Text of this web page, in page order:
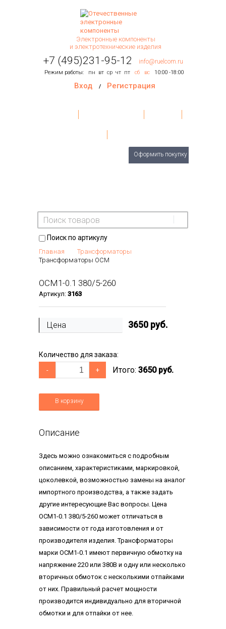
Электронные компоненты
и электротехнические изделия
+7 (495)231-95-12 info@ruelcom.ru
Режим работы: пн вт ср чт пт сб вс 10:00 -18:00
Вход / Регистрация
Оформить покупку
Поиск по артикулу
Главная
Трансформаторы
Трансформаторы ОСМ
ОСМ1-0.1 380/5-260
Артикул: 3163
Цена 3650 руб.
Количество для заказа:
- + Итого: 3650 руб.
В корзину
Описание
Здесь можно ознакомиться с подробным
описанием, характеристиками, маркировкой,
цоколевкой, возможностью замены на аналог
импортного производства, а также задать
другие интересующие Вас вопросы. Цена
ОСМ1-0.1 380/5-260 может отличаться в
зависимости от года изготовления и от
производителя изделия. Трансформаторы
марки ОСМ1-0.1 имеют первичную обмотку на
напряжение 220 или 380В и одну или несколько
вторичных обмоток с несколькими отпайками
от них. Правильный расчет мощности
производится индивидуально для вторичной
обмотки и для отпайки от нее.